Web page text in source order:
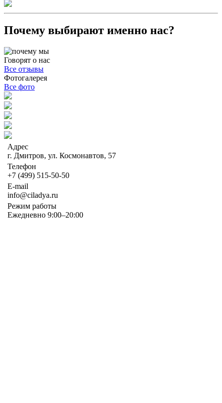
Почему выбирают именно нас?
Говорят о нас
Все отзывы
Фотогалерея
Все фото
Адрес
г. Дмитров, ул. Космонавтов, 57
Телефон
+7 (499) 515-50-50
E-mail
info@ciladya.ru
Режим работы
Ежедневно 9:00–20:00